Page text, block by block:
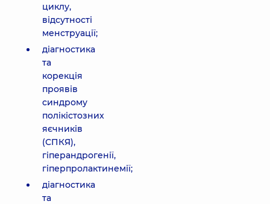
циклу,
відсутності
менструації;
діагностика
та
корекція
проявів
синдрому
полікістозних
яєчників
(СПКЯ),
гіперандрогенії,
гіперпролактинемії;
діагностика
та